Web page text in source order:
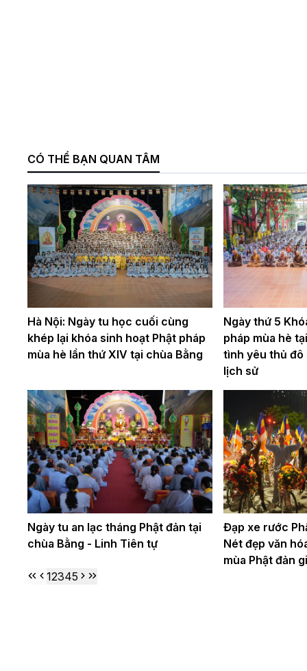
CÓ THỂ BẠN QUAN TÂM
Hà Nội: Ngày tu học cuối cùng
khép lại khóa sinh hoạt Phật pháp
mùa hè lần thứ XIV tại chùa Bằng
Ngày thứ 5
pháp mùa hè
tình yêu thủ đô
lịch sử
Ngày tu an lạc tháng Phật đản tại
chùa Bằng - Linh Tiên tự
Đạp xe rước
Nét đẹp văn
mùa Phật đản
12345